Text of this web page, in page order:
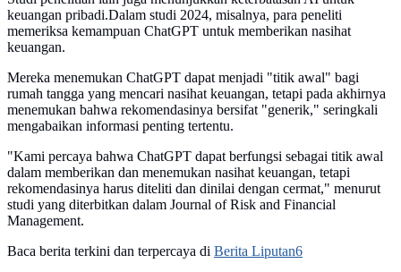
keuangan pribadi.Dalam studi 2024, misalnya, para peneliti
memeriksa kemampuan ChatGPT untuk memberikan nasihat
keuangan.
Mereka menemukan ChatGPT dapat menjadi "titik awal" bagi
rumah tangga yang mencari nasihat keuangan, tetapi pada akhirnya
menemukan bahwa rekomendasinya bersifat "generik," seringkali
mengabaikan informasi penting tertentu.
"Kami percaya bahwa ChatGPT dapat berfungsi sebagai titik awal
dalam memberikan dan menemukan nasihat keuangan, tetapi
rekomendasinya harus diteliti dan dinilai dengan cermat," menurut
studi yang diterbitkan dalam Journal of Risk and Financial
Management.
Baca berita terkini dan terpercaya di Berita Liputan6